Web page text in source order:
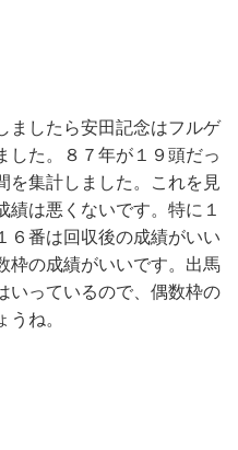
したら安田記念はフルゲ
した。８７年が１９頭だっ
を集計しました。これを見
績は悪くないです。特に１
６番は回収後の成績がいい
枠の成績がいいです。出馬
いっているので、偶数枠の
ね。